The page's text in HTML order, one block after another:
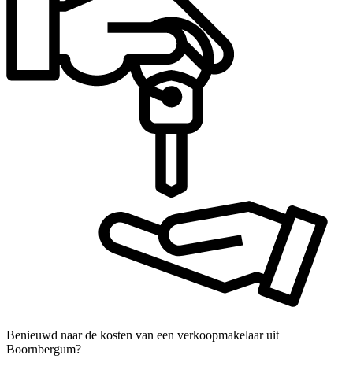
Benieuwd naar de kosten van een verkoopmakelaar uit
Boornbergum?